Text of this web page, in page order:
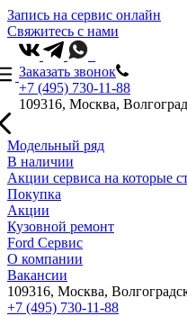
Запись на сервис онлайн
Свяжитесь с нами
Заказать звонок
+7 (495) 730-11-88
109316, Москва,
Модельный ряд
В наличии
Акции сервиса на которые
Покупка
Акции
Кузовной ремонт
Ford Сервис
О компании
Вакансии
109316, Москва,
+7 (495) 730-11-88